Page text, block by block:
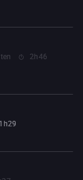
2h46
1h29